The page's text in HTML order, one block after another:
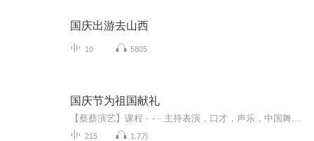
国庆出游去山西
10 5805
国庆节为祖国献礼
215 1.7万